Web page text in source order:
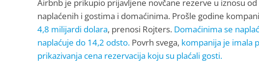
Airbnb je prikupio prijavljene novčane rezerve u iznosu
naplaćenih i gostima i domaćinima. Prošle godine
4,8 milijardi dolara, prenosi Rojters. Domaćinima se
naplaćuje do 14,2 odsto.Povrh svega, kompanija je imala
prikazivanja cena rezervacija koju su plaćali gosti.